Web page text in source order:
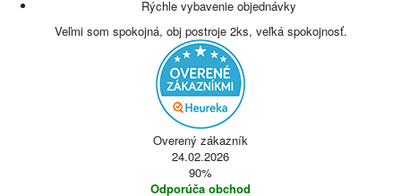
Rýchle vybavenie objednávky
Veľmi som spokojná, obj postroje 2ks, veľká spokojnosť.
Overený zákazník
24.02.2026
90%
Odporúča obchod